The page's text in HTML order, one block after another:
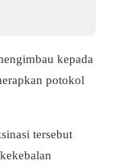
kepada
potokol
tersebut